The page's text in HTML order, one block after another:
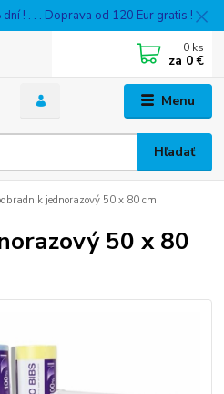
! . . . Doprava od 120 Eur gratis !
Menu
Hľadať
0 ks
za 0 €
jednorazový 50 x 80 cm
50 x 80